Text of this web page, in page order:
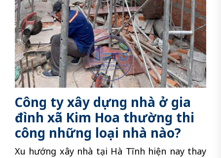
Công ty xây dựng nhà ở gia
đình xã Kim Hoa thường thi
công những loại nhà nào?
Xu hướng xây nhà tại Hà Tĩnh hiện nay thay